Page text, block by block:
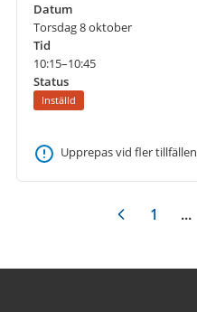
Datum
Torsdag 8 oktober
Tid
10:15–10:45
Status
Inställd
Upprepas vid fler tillfällen
1 ...